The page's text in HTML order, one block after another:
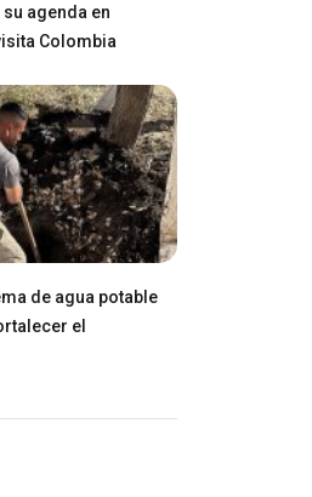
agenda en
Colombia
de agua potable
el